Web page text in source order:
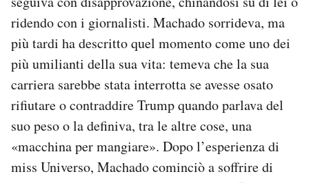
ridendo con i giornalisti. Machado sorrideva, ma
più tardi ha descritto quel momento come uno dei
più umilianti della sua vita: temeva che la sua
carriera sarebbe stata interrotta se avesse osato
rifiutare o contraddire Trump quando parlava del
suo peso o la definiva, tra le altre cose, una
«macchina per mangiare». Dopo l’esperienza di
miss Universo, Machado cominciò a soffrire di